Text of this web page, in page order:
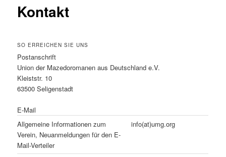
Kontakt
SO ERREICHEN SIE UNS
Postanschrift
Union der Mazedoromanen aus Deutschland e.V.
Kleiststr. 10
63500 Seligenstadt
E-Mail
Allgemeine Informationen zum
Verein, Neuanmeldungen für den E-
Mail-Verteiler
info(at)umg.org